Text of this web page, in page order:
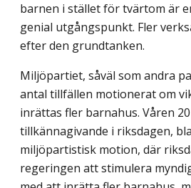
barnen i stället för tvärtom är
genial utgångspunkt. Fler
efter den grundtanken.
Miljöpartiet, såväl som andra
antal tillfällen motionerat om
inrättas fler barnahus. Våren
tillkännagivande i riksdagen,
miljöpartistisk motion, där
regeringen att stimulera